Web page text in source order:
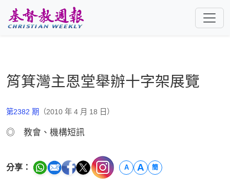
筲箕灣主恩堂舉辦十字架展覽
第2382 期 （2010 年 4 月 18 日）
◎ 教會、機構短訊
分享： A A 簡